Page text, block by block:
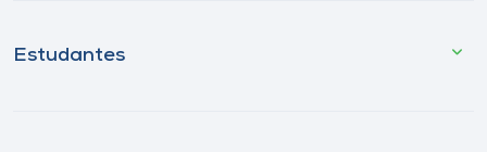
Estudantes